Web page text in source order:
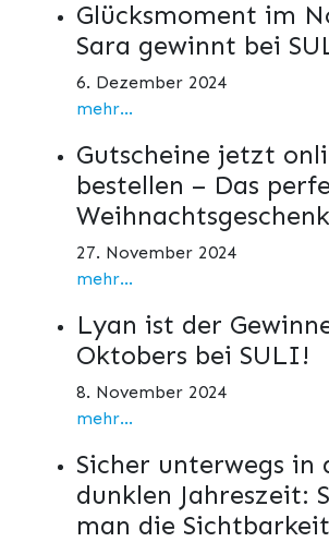
Glücksmoment im
Sara gewinnt bei
6. Dezember 2024
mehr...
Gutscheine jetzt
bestellen – Das
27. November 2024
mehr...
Lyan ist der
Oktobers bei SULI!
8. November 2024
mehr...
Sicher unterwegs in
dunklen Jahreszeit:
man die